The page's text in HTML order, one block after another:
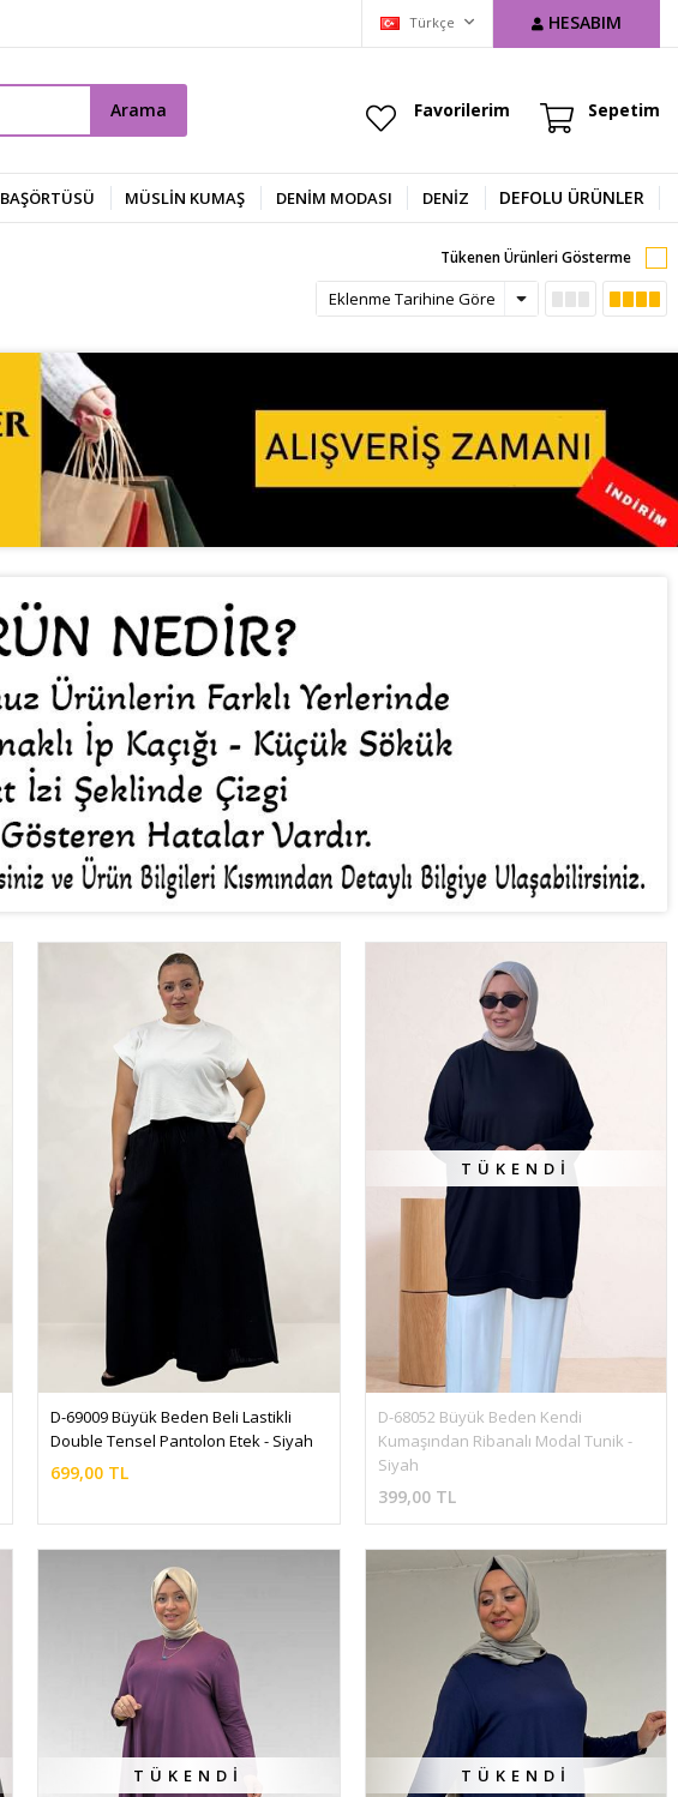
Türkçe HESABIM
Arama Favorilerim Sepetim
BAŞÖRTÜSÜ MÜSLİN KUMAŞ DENIM MODASI DENİZ DEFOLU ÜRÜNLER
Tükenen Ürünleri Gösterme
D-69009 Büyük Beden Beli Lastikli
Double Tensel Pantolon Etek - Siyah
699,00 TL
TÜKENDI
D-68052 Büyük Beden Kendi
Kumaşından Ribanalı Modal Tunik -
Siyah
399,00 TL
TÜKENDI TÜKENDI